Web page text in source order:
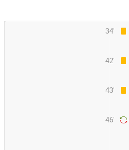
34'
42'
43'
46'